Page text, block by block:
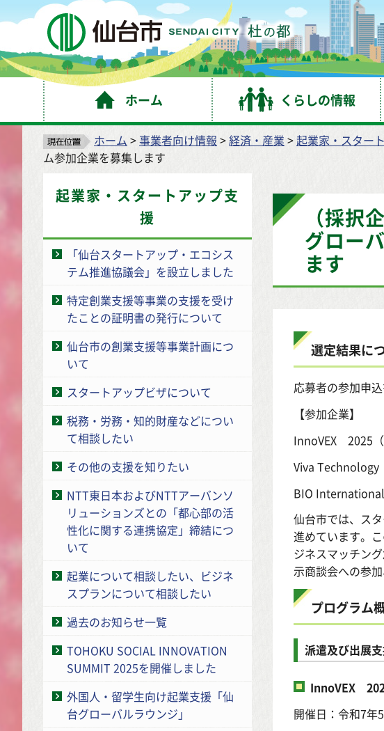
仙台市
ホーム くらしの情報
ホーム >事業者向け情報 >経済・産業 >起業家・スター
ム参加企業を募集します
起業家・スタートアップ支
援
「仙台スタートアップ・エコシス
テム推進協議会」を設立しました
特定創業支援等事業の支援を受け
たことの証明書の発行について
仙台市の創業支援等事業計画につ
いて
スタートアップビザについて
税務・労務・知的財産などについ
て相談したい
その他の支援を知りたい
NTT東日本およびNTTアーバンソ
リューションズとの「都心部の活
性化に関する連携協定」締結につ
いて
起業について相談したい、ビジネ
スプランについて相談したい
過去のお知らせ一覧
TOHOKU SOCIAL INNOVATION
SUMMIT 2025を開催しました
外国人・留学生向け起業支援「仙
台グローバルラウンジ」
（採択
グロー
ます
選定結果に
応募者の参加申
【参加企業】
InnoVEX 2025
Viva Technology
BIO
仙台市では、ス
進めています。
ジネスマッチン
示商談会への参
プログラム
派遣及び出展
InnoVEX
開催日：令和7年